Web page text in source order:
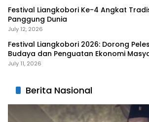
Festival Liangkobori Ke-4 Angkat
Panggung Dunia
July 12, 2026
Festival Liangkobori 2026: Dorong
Budaya dan Penguatan Ekonomi
July 11, 2026
Berita Nasional